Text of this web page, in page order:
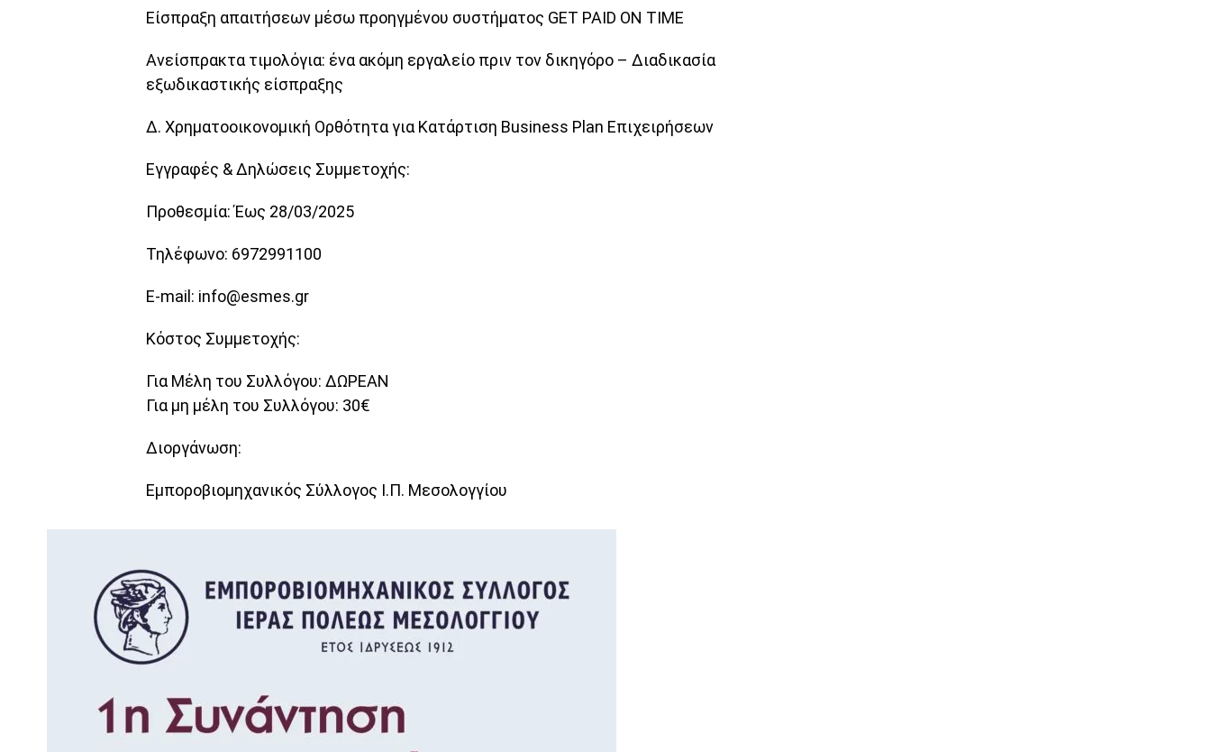
Είσπραξη απαιτήσεων μέσω προηγμένου συστήματος GET PAID ON TIME
Ανείσπρακτα τιμολόγια: ένα ακόμη εργαλείο πριν τον δικηγόρο – Διαδικασία
εξωδικαστικής είσπραξης
Δ. Χρηματοοικονομική Ορθότητα για Κατάρτιση Business Plan Επιχειρήσεων
Εγγραφές & Δηλώσεις Συμμετοχής:
Προθεσμία: Έως 28/03/2025
Τηλέφωνο: 6972991100
E-mail: info@esmes.gr
Κόστος Συμμετοχής:
Για Μέλη του Συλλόγου: ΔΩΡΕΑΝ
Για μη μέλη του Συλλόγου: 30€
Διοργάνωση:
Εμποροβιομηχανικός Σύλλογος Ι.Π. Μεσολογγίου